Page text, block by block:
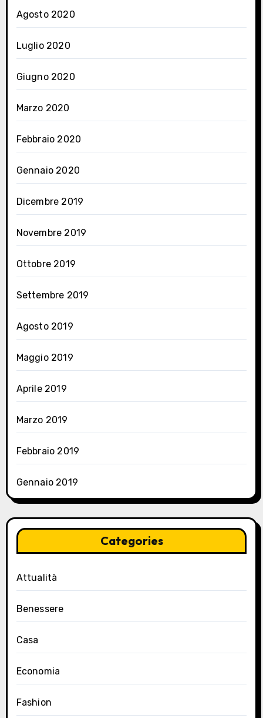
Agosto 2020
Luglio 2020
Giugno 2020
Marzo 2020
Febbraio 2020
Gennaio 2020
Dicembre 2019
Novembre 2019
Ottobre 2019
Settembre 2019
Agosto 2019
Maggio 2019
Aprile 2019
Marzo 2019
Febbraio 2019
Gennaio 2019
Categories
Attualità
Benessere
Casa
Economia
Fashion